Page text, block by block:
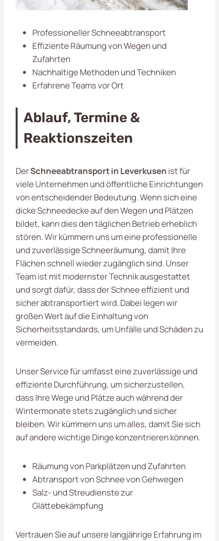
Professioneller Schneeabtransport
Effiziente Räumung von Wegen und
Zufahrten
Nachhaltige Methoden und Techniken
Erfahrene Teams vor Ort
Ablauf, Termine &
Reaktionszeiten
DerSchneeabtransport in Leverkusen ist für
viele Unternehmen und öffentliche Einrichtungen
von entscheidender Bedeutung. Wenn sich eine
dicke Schneedecke auf den Wegen und Plätzen
bildet, kann dies den täglichen Betrieb erheblich
stören. Wir kümmern uns um eine professionelle
und zuverlässige Schneeräumung, damit Ihre
Flächen schnell wieder zugänglich sind. Unser
Team ist mit modernster Technik ausgestattet
und sorgt dafür, dass der Schnee effizient und
sicher abtransportiert wird. Dabei legen wir
großen Wert auf die Einhaltung von
Sicherheitsstandards, um Unfälle und Schäden zu
vermeiden.
Unser Service für umfasst eine zuverlässige und
effiziente Durchführung, um sicherzustellen,
dass Ihre Wege und Plätze auch während der
Wintermonate stets zugänglich und sicher
bleiben. Wir kümmern uns um alles, damit Sie sich
auf andere wichtige Dinge konzentrieren können.
Räumung von Parkplätzen und Zufahrten
Abtransport von Schnee von Gehwegen
Salz- und Streudienste zur
Glättebekämpfung
Vertrauen Sie auf unsere langjährige Erfahrung im